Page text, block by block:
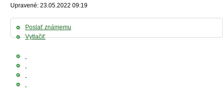
Upravené: 23.05.2022 09:19
Poslať známemu
Vytlačiť